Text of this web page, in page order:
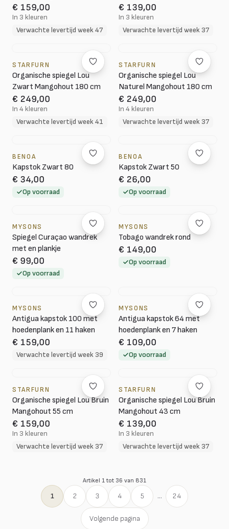
€ 159,00
In 3 kleuren
Verwachte levertijd week 47
€ 139,00
In 3 kleuren
Verwachte levertijd week 37
STARFURN
Organische spiegel Lou
Zwart Mangohout 180 cm
€ 249,00
In 4 kleuren
Verwachte levertijd week 41
STARFURN
Organische spiegel Lou
Naturel Mangohout 180 cm
€ 249,00
In 4 kleuren
Verwachte levertijd week 37
BENOA
Kapstok Zwart 80
€ 34,00
Op voorraad
BENOA
Kapstok Zwart 50
€ 26,00
Op voorraad
MYSONS
Spiegel Curaçao wandrek
met en plankje
€ 99,00
Op voorraad
MYSONS
Tobago wandrek rond
€ 149,00
Op voorraad
MYSONS
Antigua kapstok 100 met
hoedenplank en 11 haken
€ 159,00
Verwachte levertijd week 39
MYSONS
Antigua kapstok 64 met
hoedenplank en 7 haken
€ 109,00
Op voorraad
STARFURN
Organische spiegel Lou Bruin
Mangohout 55 cm
€ 159,00
In 3 kleuren
Verwachte levertijd week 37
STARFURN
Organische spiegel Lou Bruin
Mangohout 43 cm
€ 139,00
In 3 kleuren
Verwachte levertijd week 37
Artikel 1 tot 36 van 831
1 2 3 4 5 ... 24
Volgende pagina